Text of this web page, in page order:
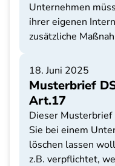
Unternehmen
ihrer eigenen
zusätzliche
18. Juni 2025
Musterbrief
Art.17
Dieser Musterbrief
Sie bei einem
löschen lassen
z.B. verpflichtet,